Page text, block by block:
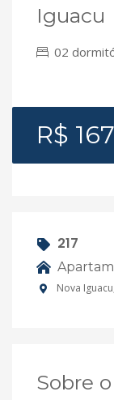
Iguacu
02
R$
217
Nova
Sobre